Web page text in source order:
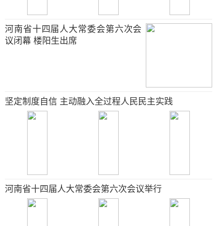
河南省十四届人大常委会第六次会
议闭幕 楼阳生出席
坚定制度自信 主动融入全过程人民民主实践
河南省十四届人大常委会第六次会议举行